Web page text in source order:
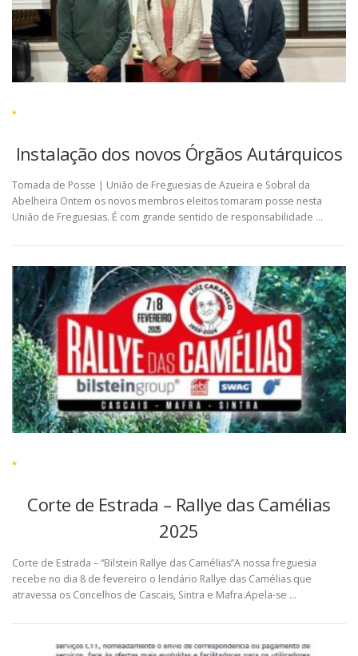
*
Instalação dos novos Órgãos Autárquicos
Tomada de Posse | União de Freguesias de Azueira e Sobral da
Abelheira Ontem os novos membros eleitos tomaram posse nesta
União de Freguesias. É com grande sentido de responsabilidade …
*
Corte de Estrada – Rallye das Camélias
2025
Corte de Estrada – “Bilstein Rallye das Camélias”A nossa freguesia
recebe no dia 8 de fevereiro o lendário Rallye das Camélias que
atravessa os Concelhos de Cascais, Sintra e Mafra.Apela-se …